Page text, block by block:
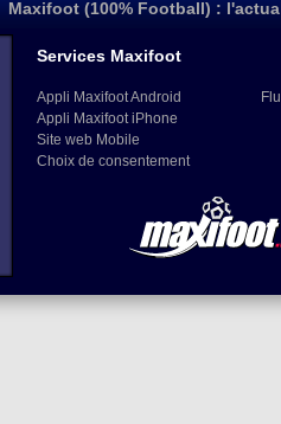
Maxifoot (100% Football) :
Services Maxifoot
Appli Maxifoot Android
Appli Maxifoot iPhone
Site web Mobile
Choix de consentement